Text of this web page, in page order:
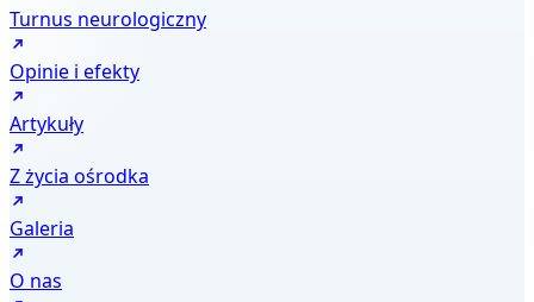
Turnus neurologiczny
Opinie i efekty
Artykuły
Z życia ośrodka
Galeria
O nas